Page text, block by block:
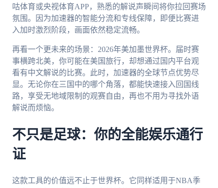
咕体育或央视体育APP，熟悉的解说声瞬间将你拉回赛场
氛围。因为加速器的智能分流和专线保障，即便比赛进
入加时激烈阶段，画面依然稳定流畅。
再看一个更未来的场景：2026年美加墨世界杯。届时赛
事横跨北美，你可能在美国旅行，却想通过国内平台观
看有中文解说的比赛。此时，加速器的全球节点优势尽
显。无论你在三国中的哪个角落，都能快速接入回国线
路，享受无地域限制的观赛自由，再也不用为寻找外语
解说而烦恼。
不只是足球：你的全能娱乐通行
证
这款工具的价值远不止于世界杯。它同样适用于NBA季